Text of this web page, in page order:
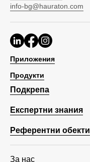
info-bg@hauraton.com
Приложения
Продукти
Подкрепа
Експертни знания
Референтни обекти
За нас